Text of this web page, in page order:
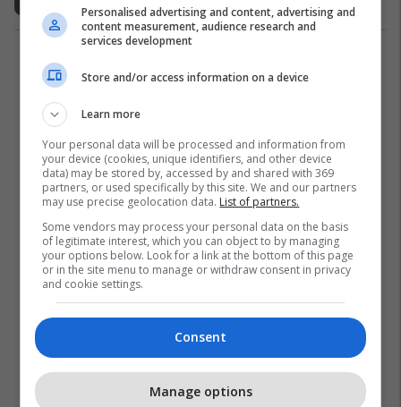
Personalised advertising and content, advertising and
content measurement, audience research and
services development
Store and/or access information on a device
Learn more
Your personal data will be processed and information from
your device (cookies, unique identifiers, and other device
data) may be stored by, accessed by and shared with 369
partners, or used specifically by this site. We and our partners
may use precise geolocation data. List of partners.
Some vendors may process your personal data on the basis
of legitimate interest, which you can object to by managing
your options below. Look for a link at the bottom of this page
or in the site menu to manage or withdraw consent in privacy
and cookie settings.
Consent
Manage options